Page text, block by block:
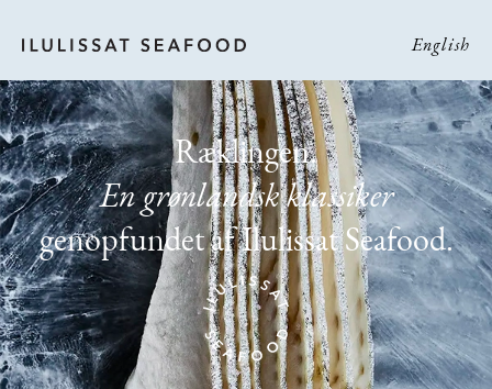
English
Ræklingen.
En grønlandsk klassiker
genopfundet af Ilulissat Seafood.